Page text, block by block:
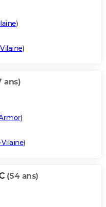
)
)
ans)
)
)
(54 ans)